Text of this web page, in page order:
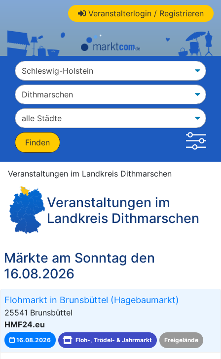
Veranstalterlogin / Registrieren
Veranstaltungen im Landkreis Dithmarschen
Veranstaltungen im
Landkreis Dithmarschen
Märkte am Sonntag den
16.08.2026
Flohmarkt in Brunsbüttel (Hagebaumarkt)
25541 Brunsbüttel
HMF24.eu
16.08.2026 Floh-, Trödel- & Jahrmarkt Freigelände